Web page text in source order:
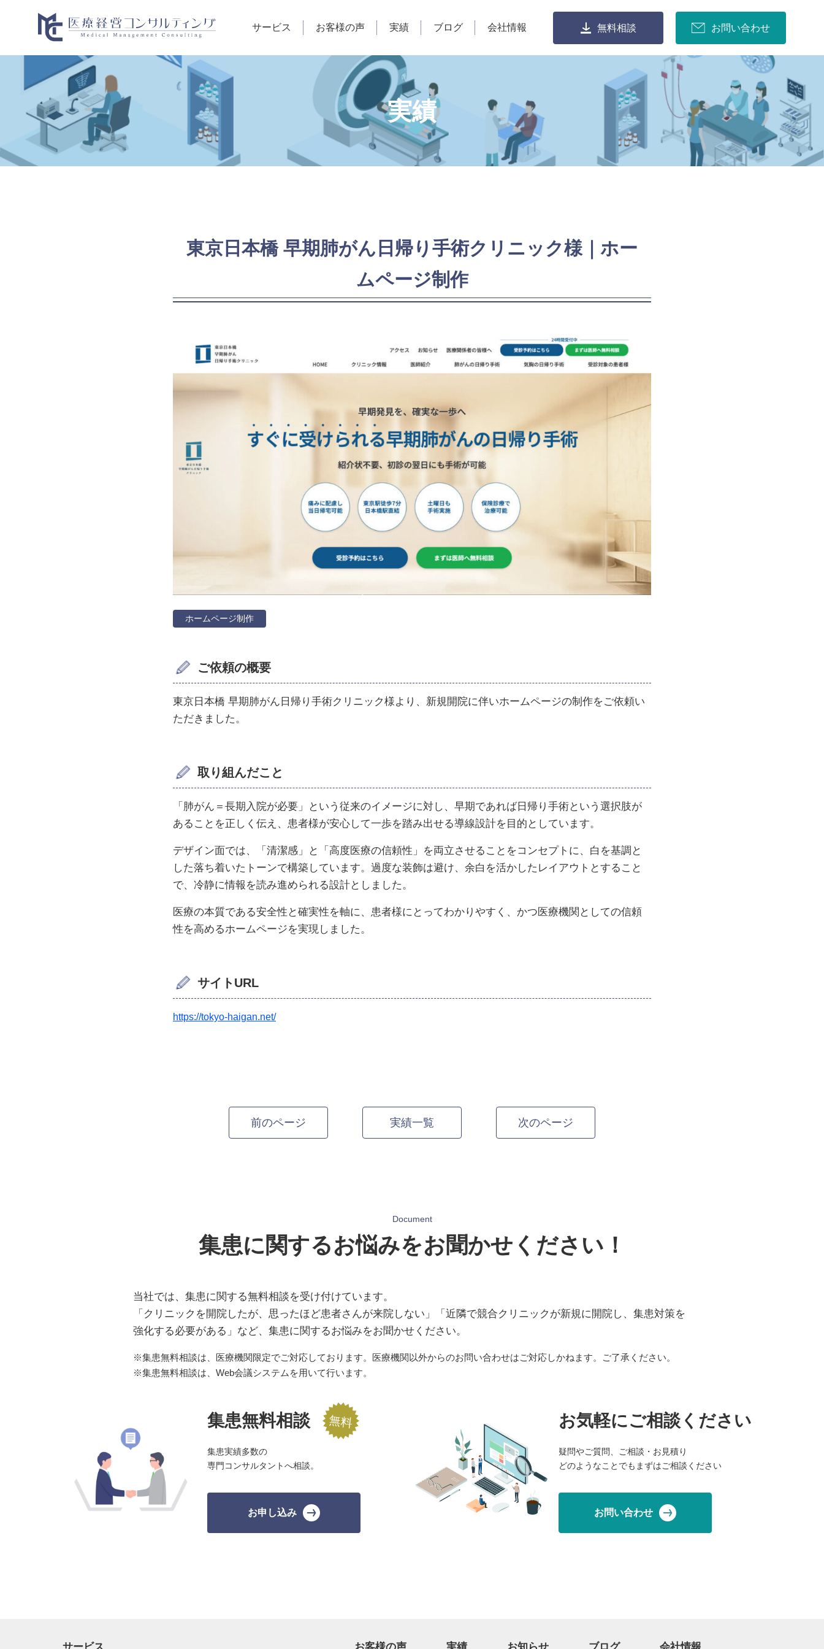
サービス お客様の声 実績 ブログ 会社情報 無料相談 お問い合わせ
実績
東京日本橋 早期肺がん日帰り手術クリニック様｜ホー
ムページ制作
ホームページ制作
ご依頼の概要
東京日本橋 早期肺がん日帰り手術クリニック様より、新規開院に伴いホームページの制作をご依頼い
ただきました。
取り組んだこと
「肺がん＝長期入院が必要」という従来のイメージに対し、早期であれば日帰り手術という選択肢が
あることを正しく伝え、患者様が安心して一歩を踏み出せる導線設計を目的としています。
デザイン面では、「清潔感」と「高度医療の信頼性」を両立させることをコンセプトに、白を基調と
した落ち着いたトーンで構築しています。過度な装飾は避け、余白を活かしたレイアウトとすること
で、冷静に情報を読み進められる設計としました。
医療の本質である安全性と確実性を軸に、患者様にとってわかりやすく、かつ医療機関としての信頼
性を高めるホームページを実現しました。
サイトURL
https://tokyo-haigan.net/
前のページ 実績一覧 次のページ
Document
集患に関するお悩みをお聞かせください！
当社では、集患に関する無料相談を受け付けています。
「クリニックを開院したが、思ったほど患者さんが来院しない」「近隣で競合クリニックが新規に開院し、集患対策を
強化する必要がある」など、集患に関するお悩みをお聞かせください。
※集患無料相談は、医療機関限定でご対応しております。医療機関以外からのお問い合わせはご対応しかねます。ご了承ください。
※集患無料相談は、Web会議システムを用いて行います。
集患無料相談
集患実績多数の
専門コンサルタントへ相談。
お申し込み
お気軽にご相談ください
疑問やご質問、ご相談・お見積り
どのようなことでもまずはご相談ください
お問い合わせ